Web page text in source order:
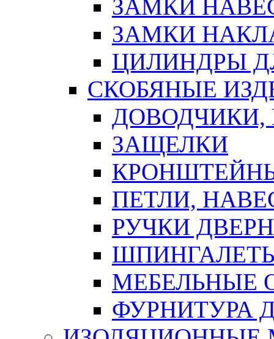
ЗАМКИ
ЗАМКИ
ЦИЛИНДРЫ
СКОБЯНЫЕ
ЗАЩЕЛКИ
ПЕТЛИ,
РУЧКИ
МЕБЕЛЬНЫЕ
ФУРНИТУРА